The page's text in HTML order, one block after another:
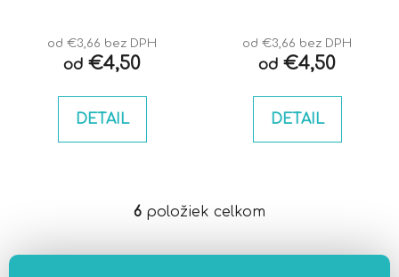
od €3,66 bez DPH
od €4,50
DETAIL
od €3,66 bez DPH
od €4,50
DETAIL
O
l
6 položiek celkom